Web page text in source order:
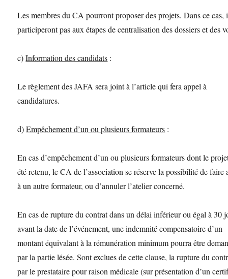
Les membres du CA pourront proposer des projets. Dans ce cas,
participeront pas aux étapes de centralisation des dossiers et des
c)Information des candidats :
Le règlement des JAFA sera joint à l’article qui fera appel à
candidatures.
d)Empêchement d’un ou plusieurs formateurs :
En cas d’empêchement d’un ou plusieurs formateurs dont le
été retenu, le CA de l’association se réserve la possibilité de faire
à un autre formateur, ou d’annuler l’atelier concerné.
En cas de rupture du contrat dans un délai inférieur ou égal à 30
avant la date de l’événement, une indemnité compensatoire d’un
montant équivalant à la rémunération minimum pourra être
par la partie lésée. Sont exclues de cette clause, la rupture du
par le prestataire pour raison médicale (sur présentation d’un